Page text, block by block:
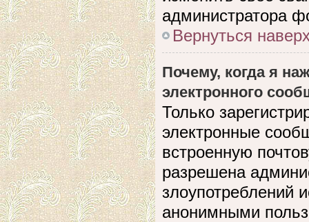
администратора
Вернуться
Почему, когда я
электронного
Только
электронные
встроенную
разрешена
злоупотреблений
анонимными